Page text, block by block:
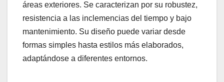
áreas exteriores. Se caracterizan por su robustez,
resistencia a las inclemencias del tiempo y bajo
mantenimiento. Su diseño puede variar desde
formas simples hasta estilos más elaborados,
adaptándose a diferentes entornos.